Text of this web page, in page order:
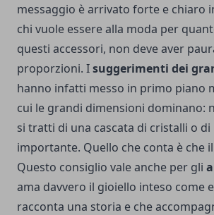
messaggio è arrivato forte e chiaro
chi vuole essere alla moda per
questi accessori, non deve aver
proporzioni. Isuggerimenti dei
hanno infatti messo in primo piano
cui le grandi dimensioni dominano:
si tratti di una cascata di cristalli o
importante. Quello che conta è che
Questo consiglio vale anche per gli
ama davvero il gioiello inteso come
racconta una storia e che